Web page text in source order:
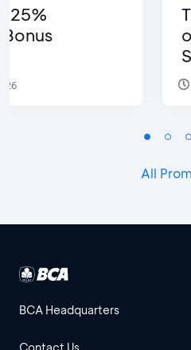
The Legends 8
of Studio Ghibli X
All
BCA Headquarters